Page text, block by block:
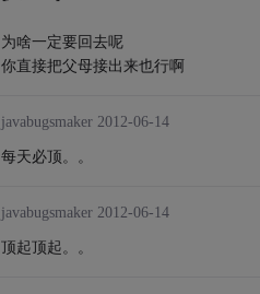
为啥一定要回去呢
你直接把父母接出来也行啊
javabugsmaker 2012-06-14
每天必顶。。
javabugsmaker 2012-06-14
顶起顶起。。